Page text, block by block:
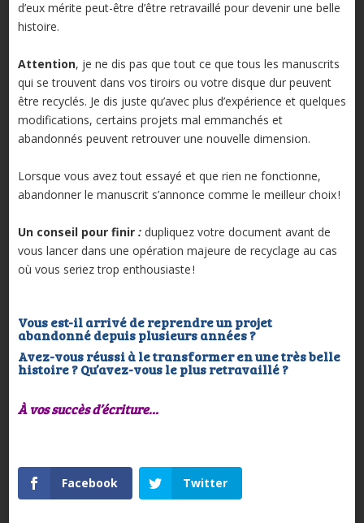
d’eux mérite peut-être d’être retravaillé pour devenir une belle
histoire.
Attention, je ne dis pas que tout ce que tous les manuscrits
qui se trouvent dans vos tiroirs ou votre disque dur peuvent
être recyclés. Je dis juste qu’avec plus d’expérience et quelques
modifications, certains projets mal emmanchés et
abandonnés peuvent retrouver une nouvelle dimension.
Lorsque vous avez tout essayé et que rien ne fonctionne,
abandonner le manuscrit s’annonce comme le meilleur choix !
Un conseil pour finir:dupliquez votre document avant de
vous lancer dans une opération majeure de recyclage au cas
où vous seriez trop enthousiaste !
Vous est-il arrivé de reprendre un projet
abandonné depuis plusieurs années ?
Avez-vous réussi à le transformer en une très belle
histoire ? Qu’avez-vous le plus retravaillé ?
À vos succès d’écriture…
Facebook Twitter